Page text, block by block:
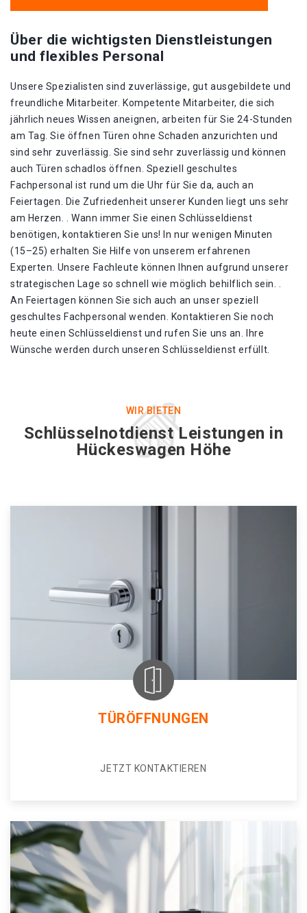
Über die wichtigsten Dienstleistungen
und flexibles Personal
Unsere Spezialisten sind zuverlässige, gut ausgebildete und
freundliche Mitarbeiter. Kompetente Mitarbeiter, die sich
jährlich neues Wissen aneignen, arbeiten für Sie 24-Stunden
am Tag. Sie öffnen Türen ohne Schaden anzurichten und
sind sehr zuverlässig. Sie sind sehr zuverlässig und können
auch Türen schadlos öffnen. Speziell geschultes
Fachpersonal ist rund um die Uhr für Sie da, auch an
Feiertagen. Die Zufriedenheit unserer Kunden liegt uns sehr
am Herzen. . Wann immer Sie einen Schlüsseldienst
benötigen, kontaktieren Sie uns! In nur wenigen Minuten
(15–25) erhalten Sie Hilfe von unserem erfahrenen
Experten. Unsere Fachleute können Ihnen aufgrund unserer
strategischen Lage so schnell wie möglich behilflich sein. .
An Feiertagen können Sie sich auch an unser speziell
geschultes Fachpersonal wenden. Kontaktieren Sie noch
heute einen Schlüsseldienst und rufen Sie uns an. Ihre
Wünsche werden durch unseren Schlüsseldienst erfüllt.
WIR BIETEN
Schlüsselnotdienst Leistungen in
Hückeswagen Höhe
TÜRÖFFNUNGEN
JETZT KONTAKTIEREN